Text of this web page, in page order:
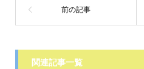
関連記事一覧